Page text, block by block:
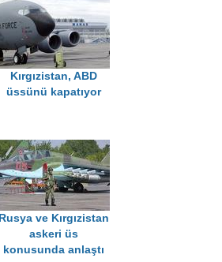
Kırgızistan, ABD
üssünü kapatıyor
Rusya ve Kırgızistan
askeri üs
konusunda anlaştı